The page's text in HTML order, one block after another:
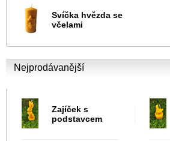
Svíčka hvězda se
včelami
Nejprodávanější
Zajíček s
podstavcem